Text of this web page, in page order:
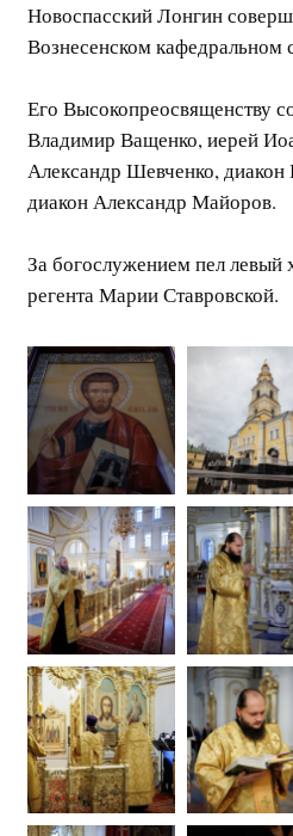
Новоспасский Лонгин
Вознесенском кафедральном
Его Высокопреосвященству
Владимир Ващенко, иерей
Александр Шевченко,
диакон Александр Майоров.
За богослужением пел левый
регента Марии Ставровской.